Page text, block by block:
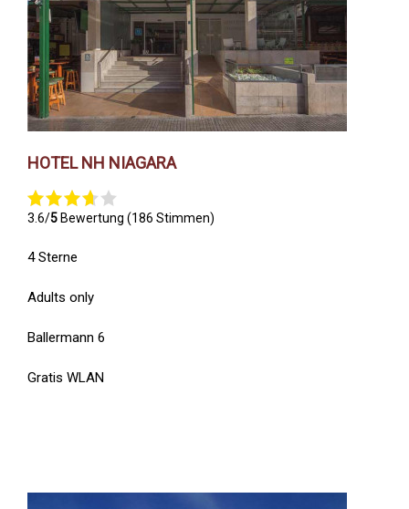
HOTEL NH NIAGARA
3.6/5 Bewertung (186 Stimmen)
4 Sterne
Adults only
Ballermann 6
Gratis WLAN